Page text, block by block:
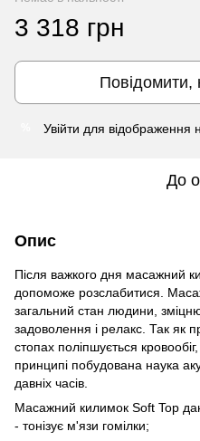
3 318 грн
Повідомити,
Увійти для відображення
До
Опис
Після важкого дня масажний
допоможе розслабитися.
загальний стан людини,
задоволення і релакс. Так як
стопах поліпшується
принципі побудована наука
давніх часів.
Масажний килимок Soft Top
- тонізує м'язи гомілки;